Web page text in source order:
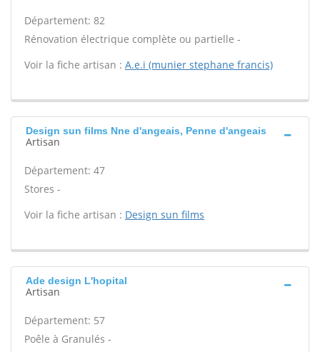
Département: 82
Rénovation électrique complète ou partielle -
Voir la fiche artisan : A.e.i (munier stephane francis)
Design sun films Nne d'angeais, Penne d'angeais
Artisan
Département: 47
Stores -
Voir la fiche artisan : Design sun films
Ade design L'hopital
Artisan
Département: 57
Poêle à Granulés -